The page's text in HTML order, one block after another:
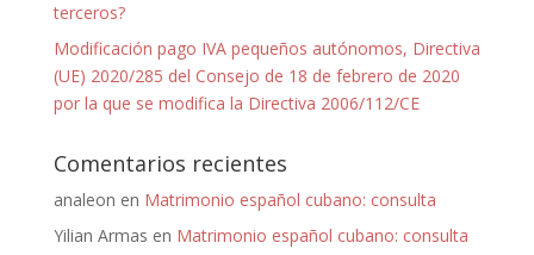
terceros?
Modificación pago IVA pequeños autónomos, Directiva
(UE) 2020/285 del Consejo de 18 de febrero de 2020
por la que se modifica la Directiva 2006/112/CE
Comentarios recientes
analeon en Matrimonio español cubano: consulta
Yilian Armas en Matrimonio español cubano: consulta